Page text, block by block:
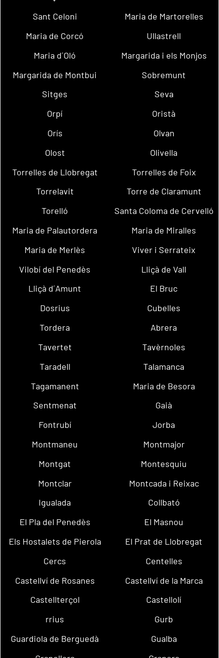
Sant Celoni
Maria de Martorelles
Maria de Corcó
Ullastrell
Maria d´Oló
Margarida i els Monjos
Margarida de Montbui
Sobremunt
Sitges
Seva
Orpí
Oristà
Orís
Olvan
Olost
Olivella
Torrelles de Llobregat
Torrelles de Foix
Torrelavit
Torre de Claramunt
Torelló
Santa Coloma de Cervelló
Maria de Palautordera
Maria de Miralles
Maria de Merlès
Viver i Serrateix
Vilobí del Penedès
Lliçà de Vall
Lliçà d´Amunt
El Bruc
Dosrius
Cubelles
Tordera
Abrera
Tavertet
Tavèrnoles
Taradell
Talamanca
Tagamanent
Maria de Besora
Sentmenat
Gaià
Fontrubí
Jorba
Montmaneu
Montmajor
Montgat
Montesquiu
Montclar
Montcada i Reixac
Igualada
Collbató
El Pla del Penedès
El Masnou
Els Hostalets de Pierola
El Prat de Llobregat
Cercs
Centelles
Castellví de Rosanes
Castellví de la Marca
Castellterçol
Castellolí
rrius
Gurb
Guardiola de Berguedà
Gualba